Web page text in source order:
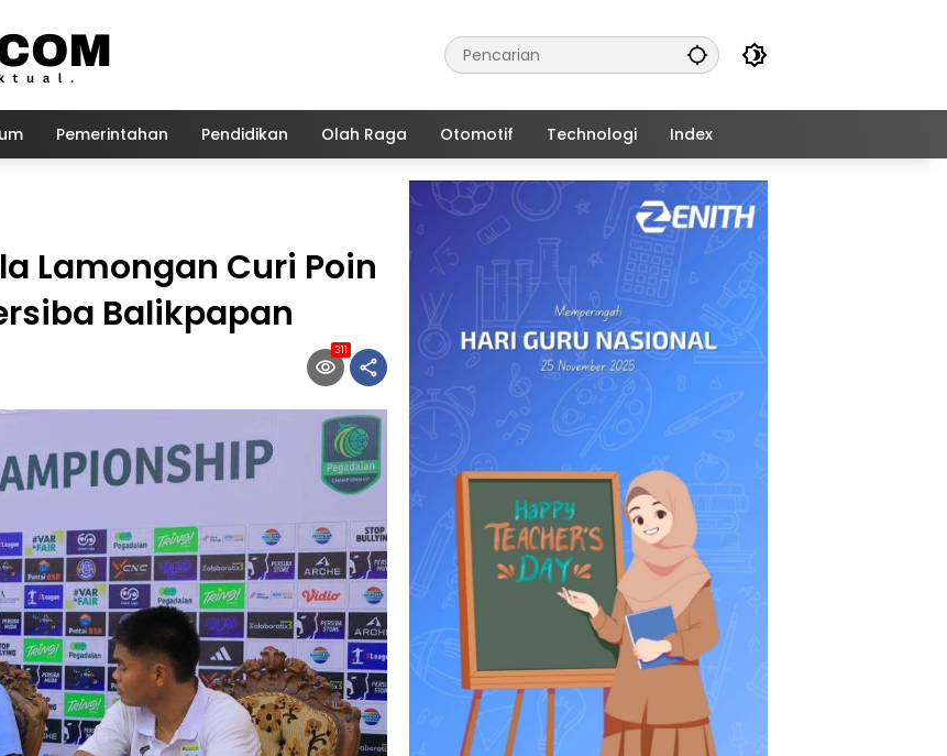
Pemerintahan Pendidikan Olah Raga Otomotif Technologi Index
Lamongan Curi Poin
Balikpapan
311